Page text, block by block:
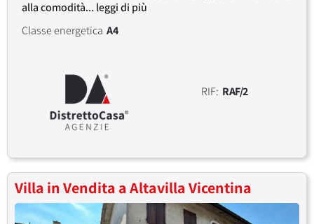
alla comodità... leggi di più
RIF: RAF/2
Classe energetica A4
Villa in Vendita a Altavilla Vicentina